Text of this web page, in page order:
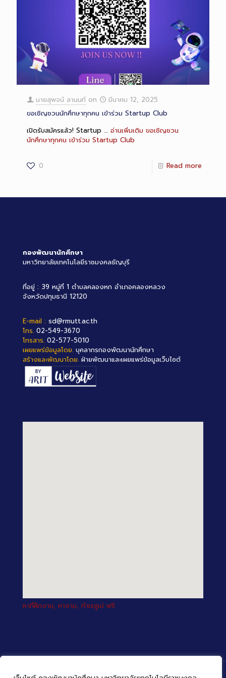
นายสุพจน์ ลานนท์ on
มีนาคม 12, 2025
ขอเชิญชวนนักศึกษาทุกคน เข้าร่วม Startup Club
เปิดรับสมัครแล้ว! Startup … อ่านเพิ่มเติม ขอเชิญชวน
นักศึกษาทุกคน เข้าร่วม Startup Club
0 Read more
กองพัฒนานักศึกษา
มหาวิทยาลัยเทคโนโลยีราชมงคลธัญบุรี
ที่อยู่ : 39 หมู่ที่ 1 ตำบลคลองหก อำเภอคลองหลวง
จังหวัดปทุมธานี 12120
E-mail : sd@rmutt.ac.th
โทร. 02-549-3670
โทรสาร. 02-577-5010
เผยแพร่ข้อมูลโดย. บุคลากรกองพัฒนานักศึกษา
สร้างและพัฒนาโดย. ฝ่ายพัฒนาและเผยแพร่ข้อมูลเว็บไซต์
หาที่ฝึกงาน, หางาน, ทำเรซูเม่ ฟรี